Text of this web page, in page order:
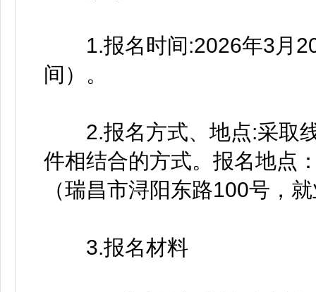
1.报名时间:2026年3月20
间）。
2.报名方式、地点:采取线
件相结合的方式。报名地点
（瑞昌市浔阳东路100号，
3.报名材料